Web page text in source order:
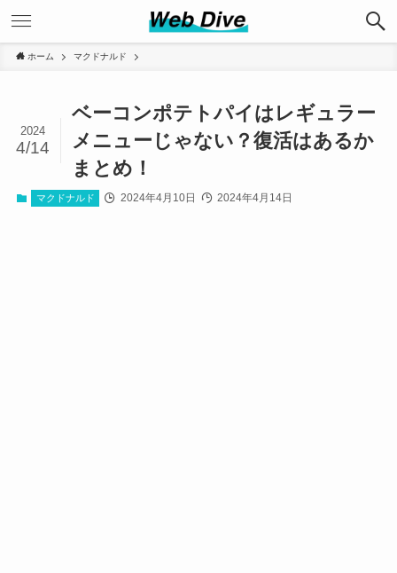
ホーム マクドナルド
ベーコンポテトパイはレギュラー
メニューじゃない？復活はあるか
まとめ！
2024
4/14
マクドナルド 2024年4月10日 2024年4月14日